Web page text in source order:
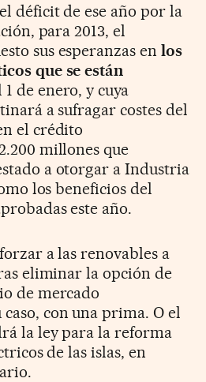
déficit de ese año por la
para 2013, el
sus esperanzas enlos
que se están
1 de enero, y cuya
a sufragar costes del
el crédito
millones que
a otorgar a Industria
los beneficios del
este año.
a las renovables a
eliminar la opción de
de mercado
con una prima. O el
la ley para la reforma
de las islas, en